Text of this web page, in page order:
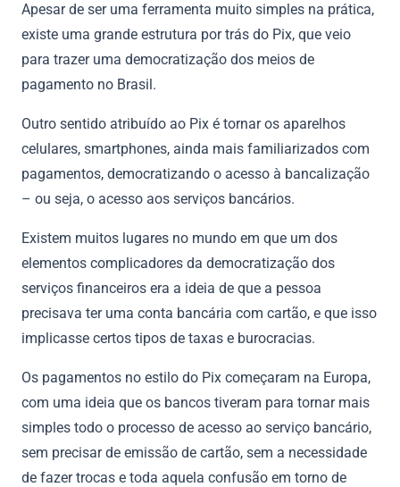
Apesar de ser uma ferramenta muito simples na prática,
existe uma grande estrutura por trás do Pix, que veio
para trazer uma democratização dos meios de
pagamento no Brasil.
Outro sentido atribuído ao Pix é tornar os aparelhos
celulares, smartphones, ainda mais familiarizados com
pagamentos, democratizando o acesso à bancalização
– ou seja, o acesso aos serviços bancários.
Existem muitos lugares no mundo em que um dos
elementos complicadores da democratização dos
serviços financeiros era a ideia de que a pessoa
precisava ter uma conta bancária com cartão, e que isso
implicasse certos tipos de taxas e burocracias.
Os pagamentos no estilo do Pix começaram na Europa,
com uma ideia que os bancos tiveram para tornar mais
simples todo o processo de acesso ao serviço bancário,
sem precisar de emissão de cartão, sem a necessidade
de fazer trocas e toda aquela confusão em torno de